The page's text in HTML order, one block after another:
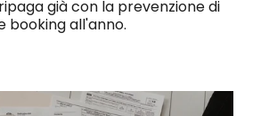
già con la prevenzione di
booking all'anno.